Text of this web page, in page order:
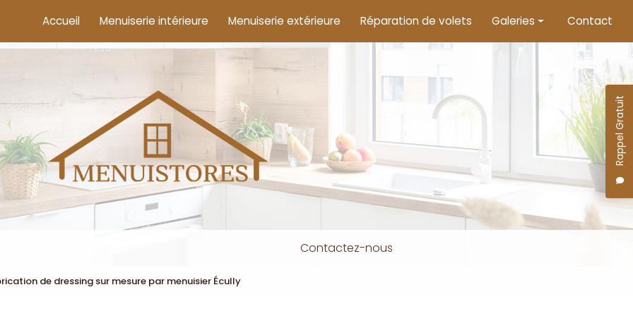
Rappel Gratuit
Accueil Menuiserie intérieure Menuiserie extérieure Réparation de volets Galeries
Menuiserie extérieure
Motorisation de volets
Contact
Contactez-nous
de dressing sur mesure par menuisier Écully